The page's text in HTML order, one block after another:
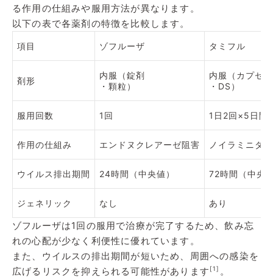
る作用の仕組みや服用方法が異なります。
以下の表で各薬剤の特徴を比較します。
項目 ゾフルーザ タミフル
剤形
内服（錠剤
・顆粒）
内服（カプセル
・DS）
服用回数 1回 1日2回×5日間
作用の仕組み エンドヌクレアーゼ阻害 ノイラミニダ
ウイルス排出期間 24時間（中央値） 72時間（中央
ジェネリック なし あり
ゾフルーザは1回の服用で治療が完了するため、飲み忘
れの心配が少なく利便性に優れています。
また、ウイルスの排出期間が短いため、周囲への感染を
広げるリスクを抑えられる可能性があります [1] 。